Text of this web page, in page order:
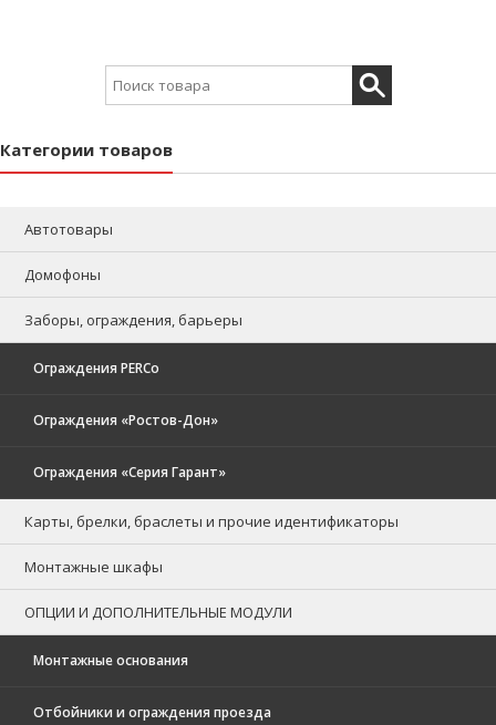
Search for:
Категории товаров
Автотовары
Домофоны
Заборы, ограждения, барьеры
Ограждения PERCo
Ограждения «Ростов-Дон»
Ограждения «Серия Гарант»
Карты, брелки, браслеты и прочие идентификаторы
Монтажные шкафы
ОПЦИИ И ДОПОЛНИТЕЛЬНЫЕ МОДУЛИ
Монтажные основания
Отбойники и ограждения проезда